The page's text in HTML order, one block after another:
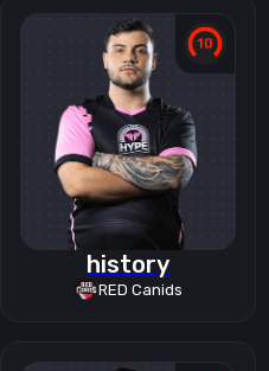
history
RED Canids